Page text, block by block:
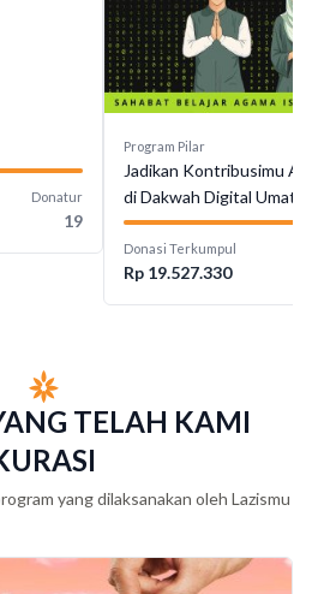
Donatur
19
Program Pilar
Jadikan Kontribusimu
di Dakwah Digital Umat
Donasi Terkumpul
Rp 19.527.330
TELAH KAMI
yang dilaksanakan oleh Lazismu